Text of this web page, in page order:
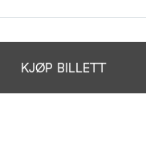
KJØP BILLETT